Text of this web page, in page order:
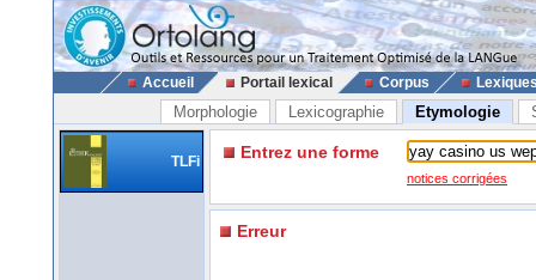
Accueil Portail lexical Corpus
Morphologie Lexicographie Etymologie
TLFi Entrez une forme
notices corrigées
Erreur